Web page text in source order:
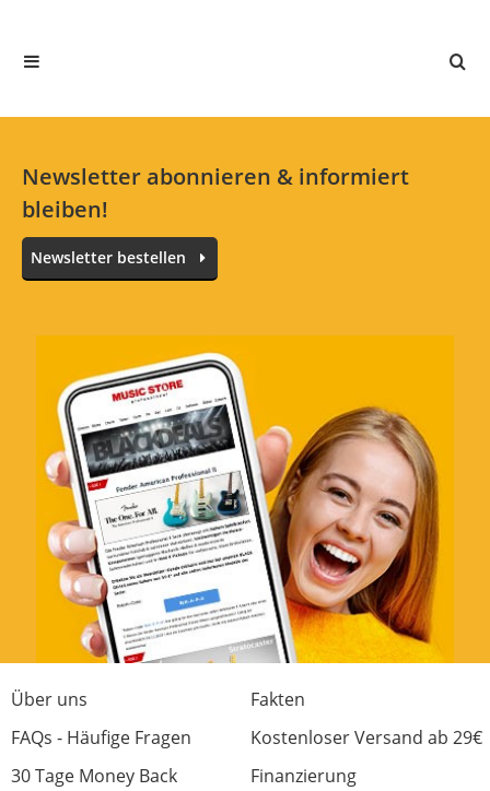
PRS Gitarrengurt
Bewertung von: simbad
weicher sein. Ansonsten ok.
Verarbeitung
Tragekomfort
Preis/Leistung
0 von 0 fanden diese Rezension hilfreich
War diese Rezension hilfreich?
Hochwertig verarbeiteter
Gitarrengurt
Bewertung von: Alexandra am
Newsletter abonnieren & informiert
bleiben!
Newsletter bestellen
Über uns
Fakten
FAQs - Häufige Fragen
Kostenloser Versand ab 29€
30 Tage Money Back
Finanzierung